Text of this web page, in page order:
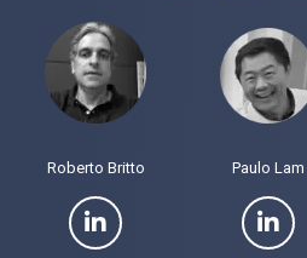
Roberto Britto Paulo Lam